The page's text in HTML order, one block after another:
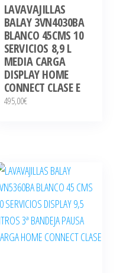
LAVAVAJILLAS
BALAY 3VN4030BA
BLANCO 45CMS 10
SERVICIOS 8,9 L
MEDIA CARGA
DISPLAY HOME
CONNECT CLASE E
495,00€